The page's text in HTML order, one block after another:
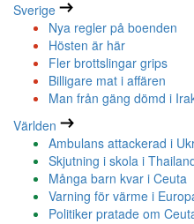
Sverige
Nya regler på boenden
Hösten är här
Fler brottslingar grips
Billigare mat i affären
Man från gäng dömd i
Världen
Ambulans attackerad i
Skjutning i skola i
Många barn kvar i Ceuta
Varning för värme i
Politiker pratade om